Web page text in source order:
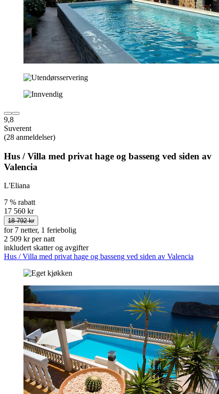
9,8
Suverent
(28 anmeldelser)
Hus / Villa med privat hage og basseng ved siden av
Valencia
L'Eliana
7 % rabatt
17 560 kr
18 792 kr
for 7 netter, 1 feriebolig
2 509 kr per natt
inkludert skatter og avgifter
Hus / Villa med privat hage og basseng ved siden av Valencia